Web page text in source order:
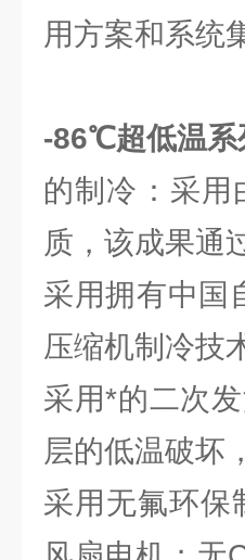
用方案和系统
-86℃超低温系
的制冷：采用
质，该成果通
采用拥有中国
压缩机制冷技
采用*的二次
层的低温破坏
采用无氟环保